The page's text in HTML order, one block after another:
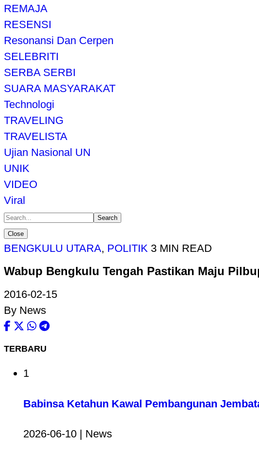
REMAJA
RESENSI
Resonansi Dan Cerpen
SELEBRITI
SERBA SERBI
SUARA MASYARAKAT
Technologi
TRAVELING
TRAVELISTA
Ujian Nasional UN
UNIK
VIDEO
Viral
Search
Close
BENGKULU UTARA, POLITIK 3 MIN READ
Wabup Bengkulu Tengah Pastikan Maju
2016-02-15
By News
TERBARU
1
Babinsa Ketahun Kawal Pembangunan
2026-06-10 | News